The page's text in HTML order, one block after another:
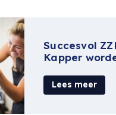
Succesvol
Kapper
Lees meer